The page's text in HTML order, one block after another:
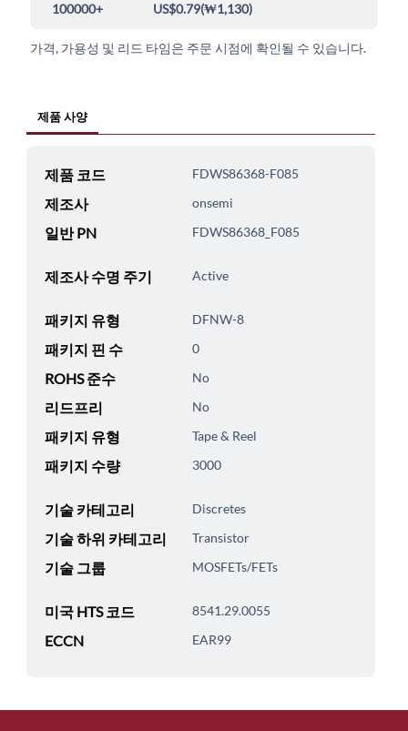
100000+ US$0.79(₩1,130)
가격, 가용성 및 리드 타임은 주문 시점에 확인될 수 있습니다.
제품 사양
제품 코드 FDWS86368-F085
제조사 onsemi
일반 PN FDWS86368_F085
제조사 수명 주기 Active
패키지 유형 DFNW-8
패키지 핀 수 0
ROHS 준수 No
리드프리 No
패키지 유형 Tape & Reel
패키지 수량 3000
기술 카테고리 Discretes
기술 하위 카테고리 Transistor
기술 그룹 MOSFETs/FETs
미국 HTS 코드 8541.29.0055
ECCN EAR99